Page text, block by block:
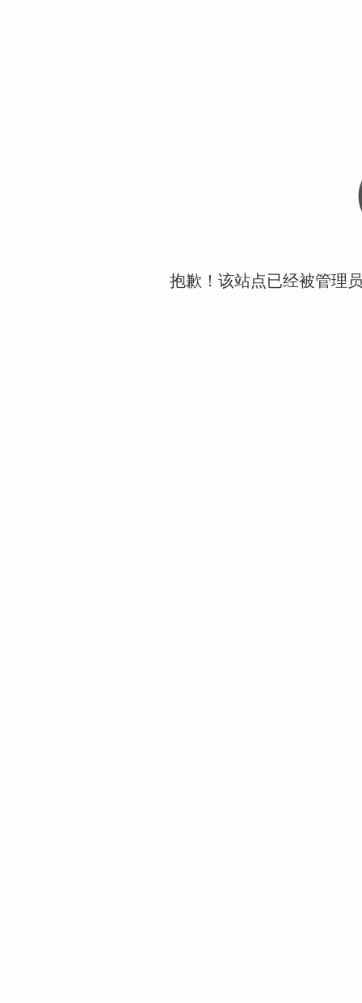
抱歉！该站点已经被管理